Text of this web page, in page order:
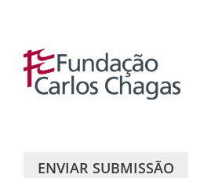
ENVIAR SUBMISSÃO